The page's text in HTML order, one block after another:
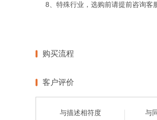
8、特殊行业，选购前请提前咨询客
购买流程
客户评价
与描述相符度 与